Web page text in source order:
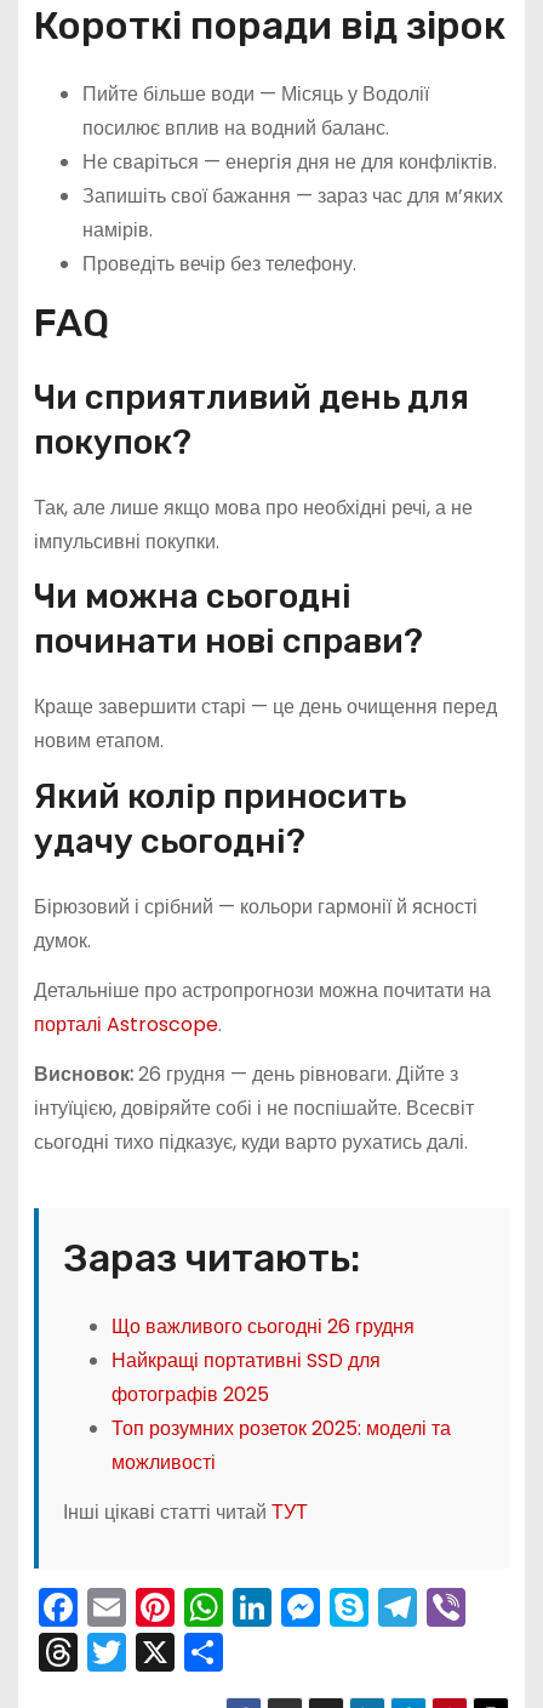
Короткі поради від зірок
Пийте більше води — Місяць у Водолії
посилює вплив на водний баланс.
Не сваріться — енергія дня не для конфліктів.
Запишіть свої бажання — зараз час для м’яких
намірів.
Проведіть вечір без телефону.
FAQ
Чи сприятливий день для
покупок?
Так, але лише якщо мова про необхідні речі, а не
імпульсивні покупки.
Чи можна сьогодні
починати нові справи?
Краще завершити старі — це день очищення перед
новим етапом.
Який колір приносить
удачу сьогодні?
Бірюзовий і срібний — кольори гармонії й ясності
думок.
Детальніше про астропрогнози можна почитати на
порталі Astroscope.
Висновок:26 грудня — день рівноваги. Дійте з
інтуїцією, довіряйте собі і не поспішайте. Всесвіт
сьогодні тихо підказує, куди варто рухатись далі.
Зараз читають:
Що важливого сьогодні 26 грудня
Найкращі портативні SSD для
фотографів 2025
Топ розумних розеток 2025: моделі та
можливості
Інші цікаві статті читай ТУТ
F
a
c
E
m
ai
Pi
nt
er
W
h
a
Li
k
M
s
S
y
T
e
Vi
er
T T X П
о